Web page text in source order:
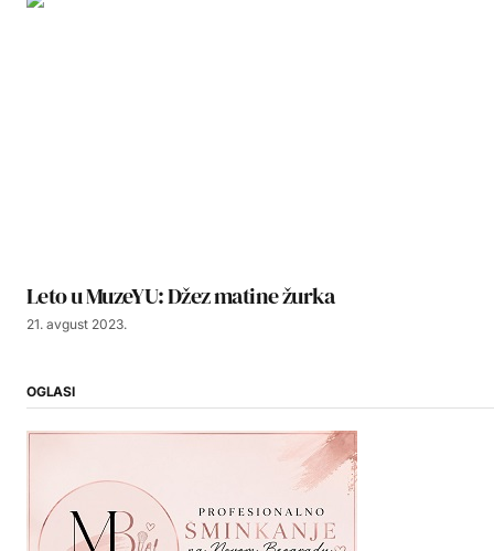
Leto u MuzeYU: Džez matine žurka
21. avgust 2023.
OGLASI